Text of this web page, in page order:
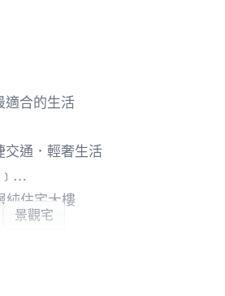
適合的生活
交通．輕奢生活
純住宅大樓
廳兩衛
約大氣
景觀宅